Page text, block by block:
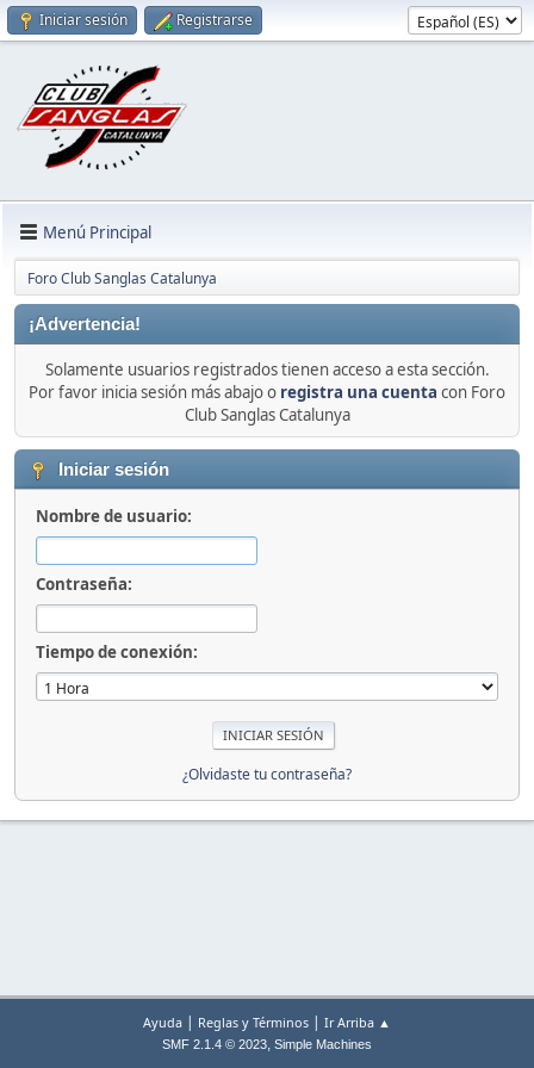
Iniciar sesión Registrarse
Menú Principal
Foro Club Sanglas Catalunya
¡Advertencia!
Solamente usuarios registrados tienen acceso a esta sección.
Por favor inicia sesión más abajo o registra una cuenta con Foro
Club Sanglas Catalunya
Iniciar sesión
Nombre de usuario:
Contraseña:
Tiempo de conexión:
¿Olvidaste tu contraseña?
Ayuda | Reglas y Términos | Ir Arriba ▲
SMF 2.1.4 © 2023, Simple Machines